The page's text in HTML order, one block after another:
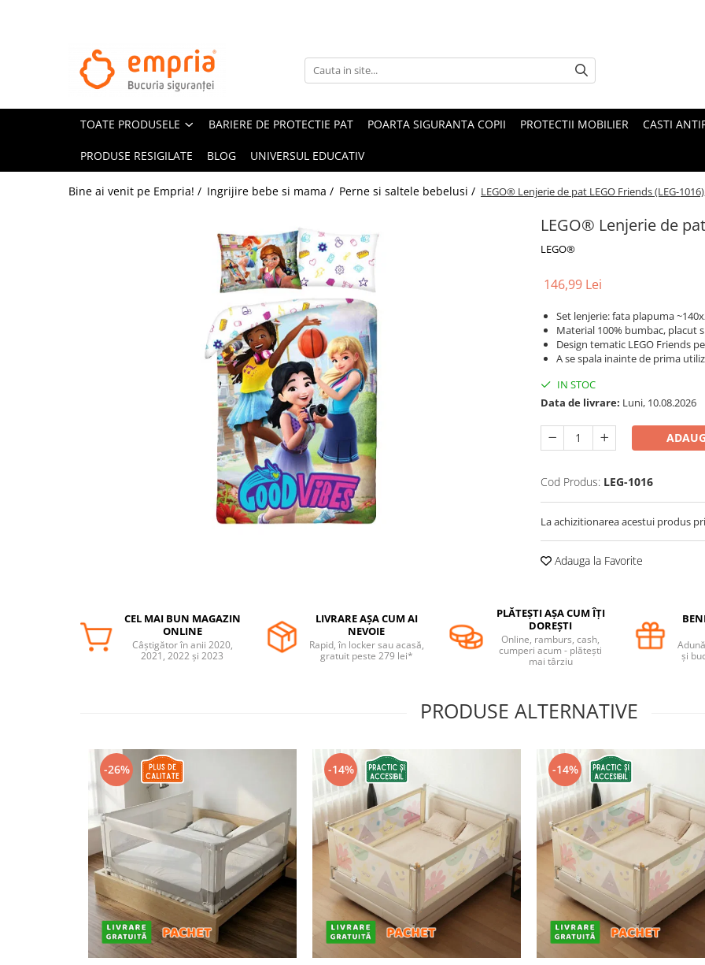
TOATE PRODUSELE
Oferte Protectii Laterale Pat
Bariere protectie pentru pat
Aparatori laterale patut bebe
Ochelari de soare
Palarii protectie UV
Carucioare si scaune auto
Tarcuri copii / bebelusi
Ingrijire bebe si mama
Igiena si ingrijire bebelusi
Accesorii bebelusi / nou-nascuti
Perne si saltele bebelusi
Diversificare bebelusi
TOATE PRODUSELE BARIERE DE PROTECTIE PAT POARTA SIGURANTA COPII PROTECTII MOBILIER CASTI
PRODUSE RESIGILATE BLOG UNIVERSUL EDUCATIV
Bine ai venit pe Empria! / Ingrijire bebe si mama / Perne si saltele bebelusi / LEGO® Lenjerie de pat LEGO Friends (LEG-
LEGO® Lenjerie de
LEGO®
146,99 Lei
Set lenjerie: fata plapuma
Material 100% bumbac, placut
Design tematic LEGO Friends
A se spala inainte de prima
IN STOC
Data de livrare: Luni, 10.08.2026
Cod Produs: LEG-1016
La achizitionarea acestui produs
Adauga la Favorite
CEL MAI BUN MAGAZIN
ONLINE
Câștigător în anii 2020,
2021, 2022 și 2023
LIVRARE AȘA CUM AI
NEVOIE
Rapid, în locker sau acasă,
gratuit peste 279 lei*
PLĂTEȘTI AȘA CUM ÎȚI
DOREȘTI
Online, ramburs, cash,
cumperi acum - plătești
mai târziu
și
PRODUSE ALTERNATIVE
-26% -14% -14%